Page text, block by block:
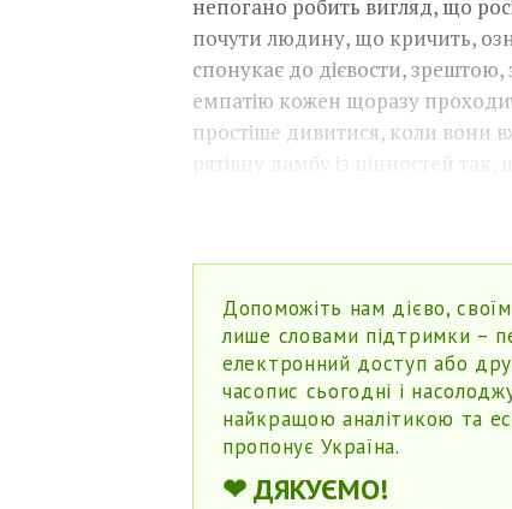
непогано робить вигляд, що
почути людину, що кричить,
спонукає до дієвости,
емпатію кожен щоразу
простіше дивитися, коли вони
рятівну дамбу із цінностей
Допоможіть нам дієво,
лише словами підтримки –
електронний доступ або
часопис сьогодні і
найкращою аналітикою та
пропонує Україна.
❤ДЯКУЄМО!